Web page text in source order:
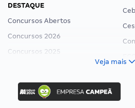
DESTAQUE
Concursos Abertos
Concursos 2026
Concursos 2025
Concurso Ibama
Concurso MPU
Veja mais